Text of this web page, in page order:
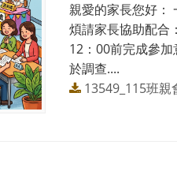
親愛的家長您好：
煩請家長協助配合
12：00前完成參
於調查....
13549_115班親